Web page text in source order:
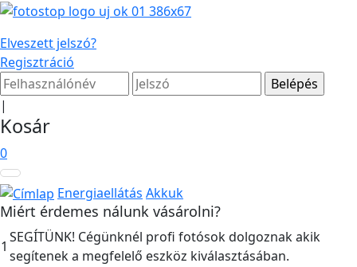
Elveszett jelszó?
Regisztráció
|
Kosár
0
Energiaellátás Akkuk
Miért érdemes nálunk vásárolni?
1
SEGÍTÜNK! Cégünknél profi fotósok dolgoznak akik
segítenek a megfelelő eszköz kiválasztásában.